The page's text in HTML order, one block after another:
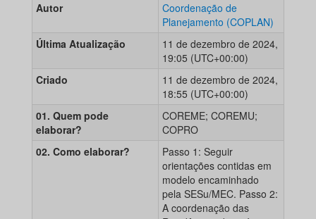
Autor
Coordenação de
Planejamento (COPLAN)
Última Atualização
11 de dezembro de 2024,
19:05 (UTC+00:00)
Criado
11 de dezembro de 2024,
18:55 (UTC+00:00)
01. Quem pode
elaborar?
COREME; COREMU;
COPRO
02. Como elaborar?
Passo 1: Seguir
orientações contidas em
modelo encaminhado
pela SESu/MEC. Passo 2:
A coordenação das